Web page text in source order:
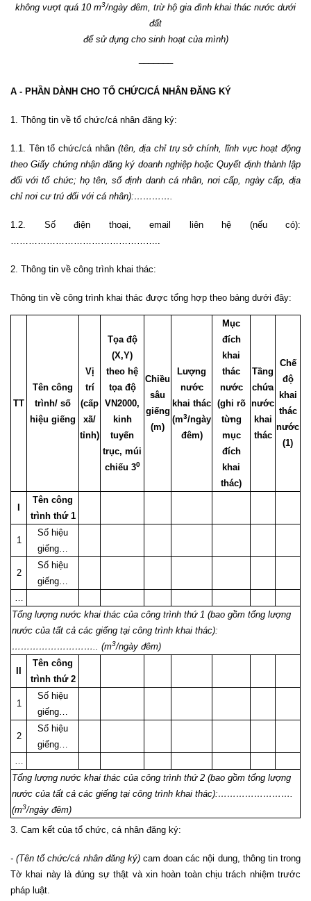
không vượt quá 10 m3/ngày đêm, trừ hộ gia đình khai thác nước dưới
đất
để sử dụng cho sinh hoạt của mình)
A - PHẦN DÀNH CHO TỔ CHỨC/CÁ NHÂN ĐĂNG KÝ
1. Thông tin về tổ chức/cá nhân đăng ký:
1.1. Tên tổ chức/cá nhân (tên, địa chỉ trụ sở chính, lĩnh vực hoạt động
theo Giấy chứng nhận đăng ký doanh nghiệp hoặc Quyết định thành lập
đối với tổ chức; họ tên, số định danh cá nhân, nơi cấp, ngày cấp, địa
chỉ nơi cư trú đối với cá nhân):………….
1.2. Số điện thoại, email liên hệ (nếu có):
…………………………………………..
2. Thông tin về công trình khai thác:
Thông tin về công trình khai thác được tổng hợp theo bảng dưới đây:
TT
Tên công
trình/ số
hiệu giếng
Vị
trí
(cấp
xã/
tỉnh)
Tọa độ
(X,Y)
theo hệ
tọa độ
VN2000,
kinh
tuyến
trục, múi
chiếu 30
Chiều
sâu
giếng
(m)
Lượng
nước
khai thác
(m3/ngày
đêm)
Mục
đích
khai
thác
nước
(ghi rõ
từng
mục
đích
khai
thác)
Tầng
chứa
nước
khai
thác
Chế
độ
khai
thác
nước
(1)
Tên công
trình thứ 1
1
Số hiệu
giếng…
2
Số hiệu
giếng…
…
Tổng lượng nước khai thác của công trình thứ 1 (bao gồm tổng lượng
nước của tất cả các giếng tại công trình khai thác):
……………………….. (m3/ngày đêm)
Tên công
trình thứ 2
1
Số hiệu
giếng…
2
Số hiệu
giếng…
…
Tổng lượng nước khai thác của công trình thứ 2 (bao gồm tổng lượng
nước của tất cả các giếng tại công trình khai thác):…………………….
(m3/ngày đêm)
3. Cam kết của tổ chức, cá nhân đăng ký:
- (Tên tổ chức/cá nhân đăng ký)cam đoan các nội dung, thông tin trong
Tờ khai này là đúng sự thật và xin hoàn toàn chịu trách nhiệm trước
pháp luật.